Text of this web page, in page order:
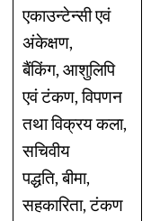
एकाउन्टेन्सी एवं
अंकेक्षण,
बैंकिंग, आशुलिपि
एवं टंकण, विपणन
तथा विक्रय कला,
सचिवीय
पद्धति, बीमा,
सहकारिता, टंकण